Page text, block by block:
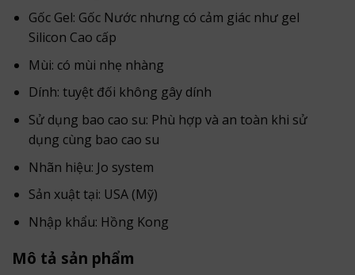
Gốc Gel: Gốc Nước nhưng có cảm giác như gel
Silicon Cao cấp
Mùi: có mùi nhẹ nhàng
Dính: tuyệt đối không gây dính
Sử dụng bao cao su: Phù hợp và an toàn khi sử
dụng cùng bao cao su
Nhãn hiệu: Jo system
Sản xuật tại: USA (Mỹ)
Nhập khẩu: Hồng Kong
Mô tả sản phẩm